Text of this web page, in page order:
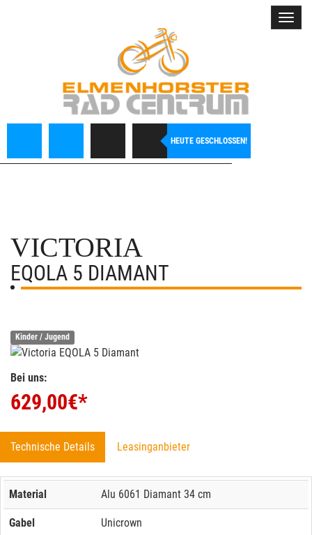
HEUTE GESCHLOSSEN!
VICTORIA
EQOLA 5 DIAMANT
Kinder / Jugend
Bei uns:
629,00€*
Technische Details Leasinganbieter
Material Alu 6061 Diamant 34 cm
Gabel Unicrown